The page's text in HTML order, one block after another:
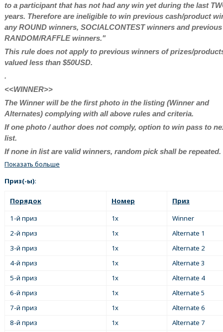
to a participant that has not had any win yet during the last
years. Therefore are ineligible to win previous cash/product
any ROUND winners, SOCIALCONTEST winners and previous
RANDOM/RAFFLE winners."
This rule does not apply to previous winners of prizes/
valued less than $50USD.
.
<<WINNER>>
The Winner will be the first photo in the listing (Winner and
Alternates) complying with all above rules and criteria.
If one photo / author does not comply, option to win pass to
list.
If none in list are valid winners, random pick shall be repeated.
Показать больше
Приз(-ы):
Порядок Номер
Приз
1-й приз
1x
Winner
2-й приз
1x
Alternate 1
3-й приз
1x
Alternate 2
4-й приз
1x
Alternate 3
5-й приз
1x
Alternate 4
6-й приз
1x
Alternate 5
7-й приз
1x
Alternate 6
8-й приз
1x
Alternate 7